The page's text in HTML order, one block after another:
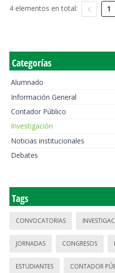
4 elementos en total: 1
Categorías
Alumnado
Información General
Contador Público
Investigación
Noticias institucionales
Debates
Tags
CONVOCATORIAS
JORNADAS CONGRESOS
ESTUDIANTES CONTADOR